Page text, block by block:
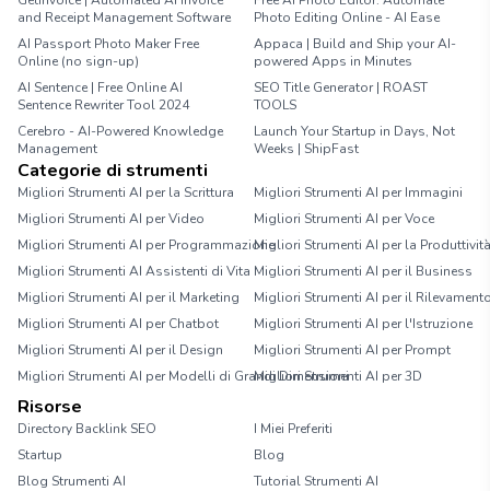
and Receipt Management Software
Photo Editing Online - AI Ease
AI Passport Photo Maker Free
Online (no sign-up)
Appaca | Build and Ship your AI-
powered Apps in Minutes
AI Sentence | Free Online AI
Sentence Rewriter Tool 2024
SEO Title Generator | ROAST
TOOLS
Cerebro - AI-Powered Knowledge
Management
Launch Your Startup in Days, Not
Weeks | ShipFast
Categorie di strumenti
Migliori Strumenti AI per la Scrittura
Migliori Strumenti AI per Immagini
Migliori Strumenti AI per Video
Migliori Strumenti AI per Voce
Migliori Strumenti AI per ProgrammazioneMigliori Strumenti AI per la Produttività
Migliori Strumenti AI Assistenti di Vita Migliori Strumenti AI per il Business
Migliori Strumenti AI per il Marketing
Migliori Strumenti AI per il
Migliori Strumenti AI per Chatbot
Migliori Strumenti AI per l'Istruzione
Migliori Strumenti AI per il Design
Migliori Strumenti AI per Prompt
Migliori Strumenti AI per Modelli di Grandi Dimensioni
Migliori Strumenti AI per 3D
Risorse
Directory Backlink SEO
I Miei Preferiti
Startup
Blog
Blog Strumenti AI
Tutorial Strumenti AI